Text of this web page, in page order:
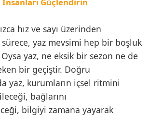
hız ve sayı üzerinden
sürece, yaz mevsimi hep bir boşluk
yaz, ne eksik bir sezon ne de
bir geçiştir. Doğru
yaz, kurumların içsel ritmini
bağlarını
bilgiyi zamana yayarak